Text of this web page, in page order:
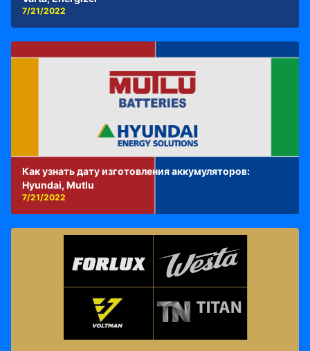
7/21/2022
Как узнать дату изготовления аккумуляторов:
Hyundai, Mutlu
7/21/2022